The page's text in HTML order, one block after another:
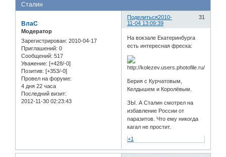
Сталин
Поделиться 31
2010-
11-04 13:09:39
ВлаС
Модератор
Зарегистрирован: 2010-04-17
Приглашений: 0
Сообщений: 517
Уважение: [+428/-0]
Позитив: [+353/-0]
Провел на форуме:
4 дня 22 часа
Последний визит:
2012-11-30 02:23:43
На вокзале Екатеринбурга
есть интересная фреска:
Берия с Курчатовым,
Келдышем и Королёвым.
ЗЫ. А Сталин смотрел на
избавление России от
паразитов. Что ему никогда
кагал не простит.
+1